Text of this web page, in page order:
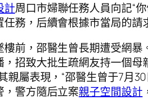
計周口市婦聯任務人員向記“
務，后續會根據市當局的請
前，邵醫生曾長期遭受網
招致大批生疏網友持一個
親屬表現，“邵醫生曾于7月
，警方隨后立案親子空間設計